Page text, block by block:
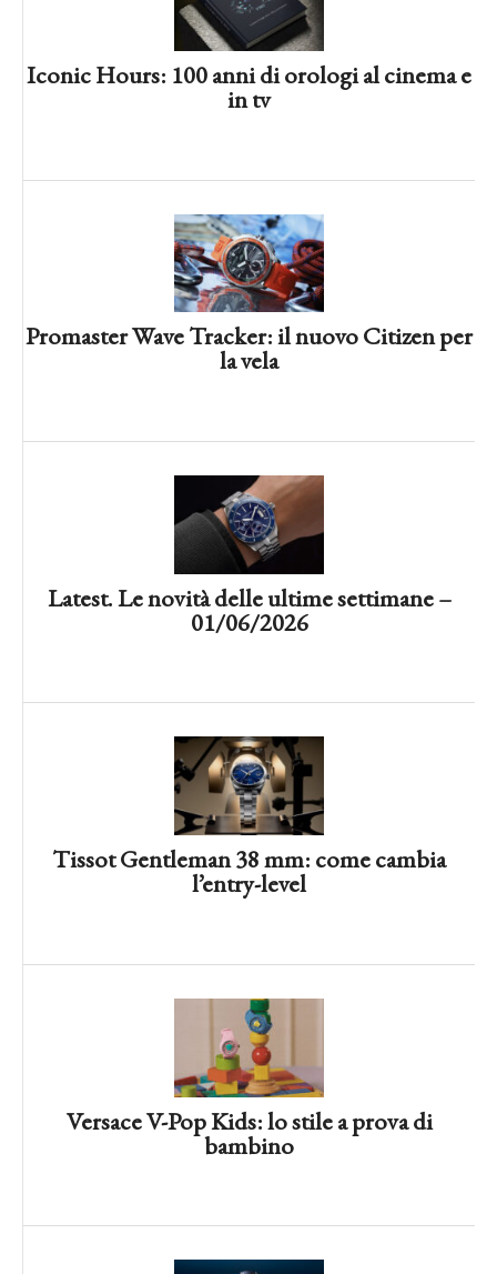
Iconic Hours: 100 anni di orologi al cinema e
in tv
Promaster Wave Tracker: il nuovo Citizen per
la vela
Latest. Le novità delle ultime settimane –
01/06/2026
Tissot Gentleman 38 mm: come cambia
l’entry-level
Versace V-Pop Kids: lo stile a prova di
bambino
Ref. 5308G Quadrupla Complicazione:
l’empireo di Patek Philippe
minuti alla riscossa
American Classic Chronograph H,
Hamilton fra attualità e vintage